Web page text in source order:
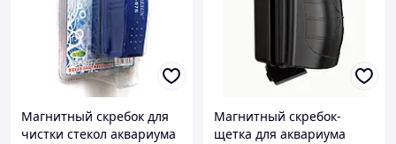
Магнитный скребок для
чистки стекол аквариума
Магнитный скребок-
щетка для аквариума